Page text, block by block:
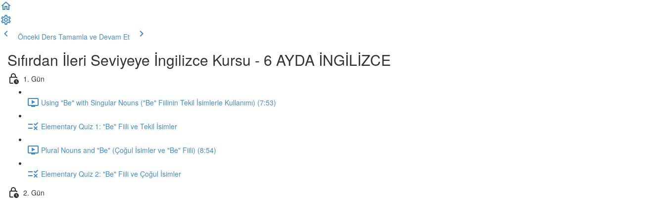
Önceki Ders Tamamla ve Devam Et
Sıfırdan İleri Seviyeye İngilizce Kursu - 6 AYDA İNGİLİZCE
1. Gün
Using "Be" with Singular Nouns ("Be" Fiilinin Tekil İsimlerle Kullanımı) (7:53)
Elementary Quiz 1: "Be" Fiili ve Tekil İsimler
Plural Nouns and "Be" (Çoğul İsimler ve "Be" Fiili) (8:54)
Elementary Quiz 2: "Be" Fiili ve Çoğul İsimler
2. Gün